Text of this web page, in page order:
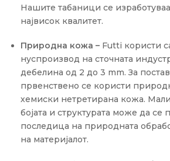
Нашите табаници се
највисок квалитет.
Природна кожа – Futti користи
нуспроизвод на сточната
дебелина од 2 до 3 mm. За
првенствено се користи
хемиски нетретирана кожа.
бојата и структурата може да се
последица на природната
на материјалот.